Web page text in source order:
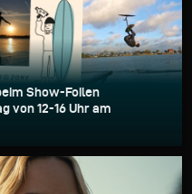
Show-Foilen
von 12-16 Uhr am